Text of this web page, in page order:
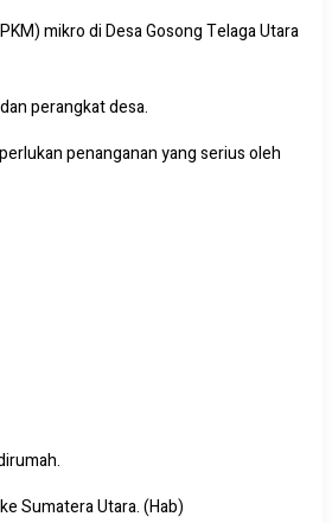
mikro di Desa Gosong Telaga Utara
perangkat desa.
penanganan yang serius oleh
Sumatera Utara. (Hab)